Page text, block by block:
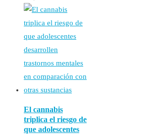
El cannabis
triplica el riesgo de
que adolescentes